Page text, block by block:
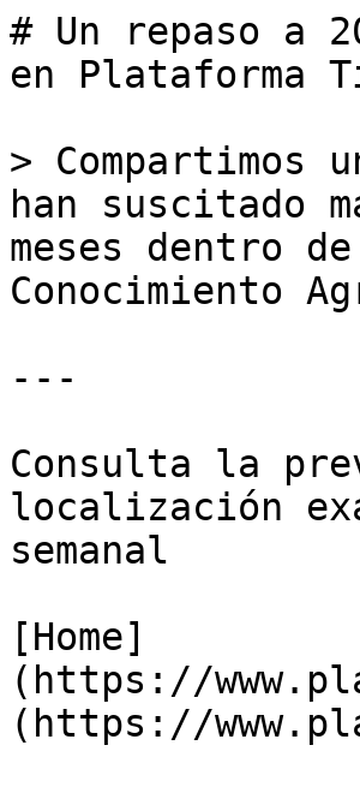
# Un repaso a
en Plataforma
>
han suscitado
meses dentro
Conocimiento
---
Consulta la
localización
semanal
[Home]
(https://
(https://